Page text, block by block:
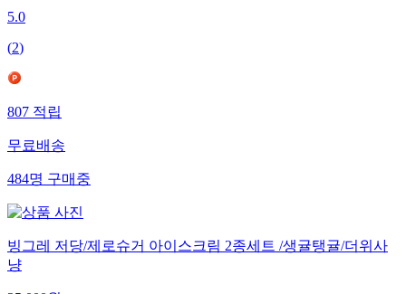
5.0
(2)
807적립
무료배송
484명구매중
빙그레 저당/제로슈거 아이스크림 2종세트 /생귤탱귤/더위사
냥